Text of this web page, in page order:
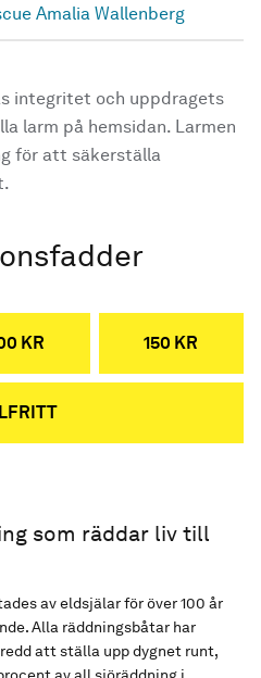
Amalia Wallenberg
integritet och uppdragets
larm på hemsidan. Larmen
för att säkerställa
KR 150 KR
som räddar liv till
av eldsjälar för över 100 år
Alla räddningsbåtar har
att ställa upp dygnet runt,